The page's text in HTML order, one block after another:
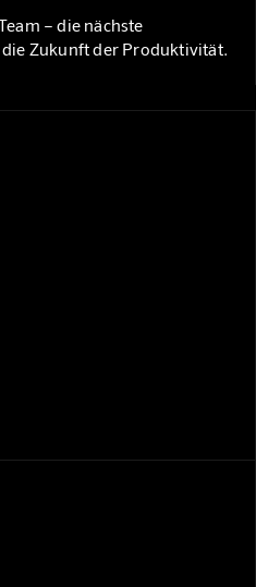
– die nächste
Zukunft der Produktivität.